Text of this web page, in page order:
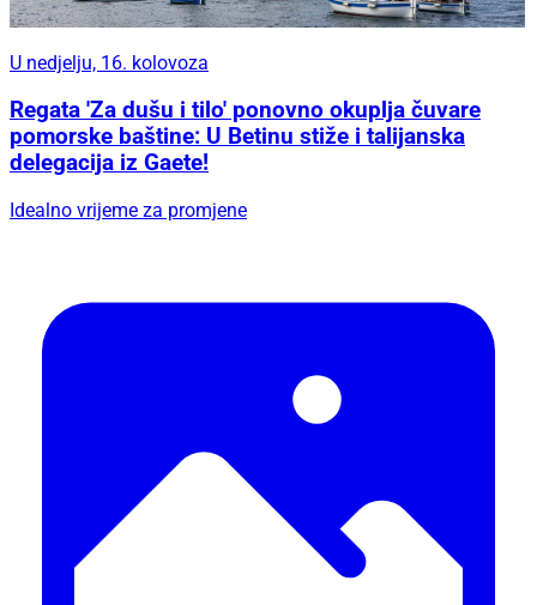
U nedjelju, 16. kolovoza
Regata 'Za dušu i tilo' ponovno okuplja čuvare
pomorske baštine: U Betinu stiže i talijanska
delegacija iz Gaete!
Idealno vrijeme za promjene